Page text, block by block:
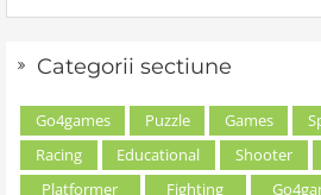
Categorii sectiune
Go4games Puzzle Games
Racing
Educational Shooter
Platformer
Fighting